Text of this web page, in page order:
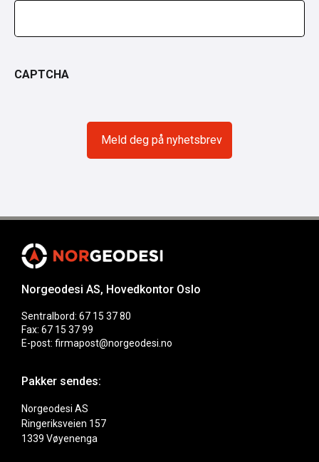
CAPTCHA
Norgeodesi AS, Hovedkontor Oslo
Sentralbord: 67 15 37 80
Fax: 67 15 37 99
E-post: firmapost@norgeodesi.no
Pakker sendes:
Norgeodesi AS
Ringeriksveien 157
1339 Vøyenenga